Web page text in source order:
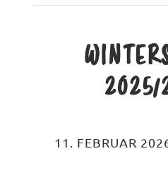
SPIELBEREICHE
GEBURTSTAG
11. FEBRUAR